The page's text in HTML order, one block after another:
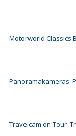
Motorworld Classics
Panoramakameras
Travelcam on Tour